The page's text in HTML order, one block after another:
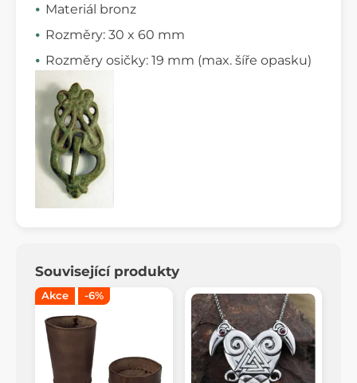
Materiál bronz
Rozměry: 30 x 60 mm
Rozměry osičky: 19 mm (max. šíře opasku)
Související produkty
Akce -6%